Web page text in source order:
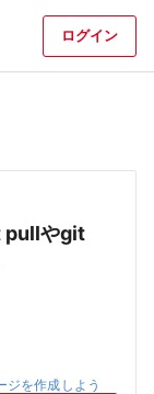
pullやgit
ジを作成しよう